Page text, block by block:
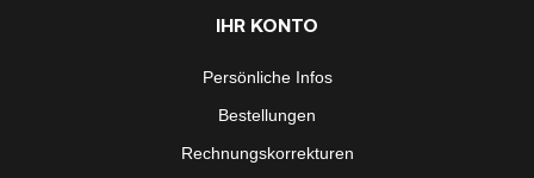
IHR KONTO
Persönliche Infos
Bestellungen
Rechnungskorrekturen